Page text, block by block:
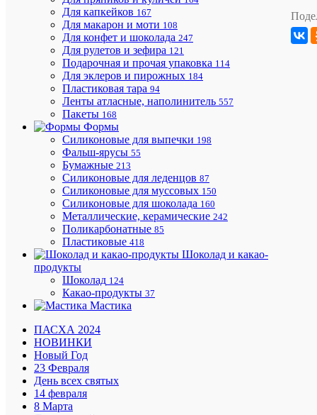
Для капкейков 167
Для макарон и моти 108
Для конфет и шоколада 247
Для рулетов и зефира 121
Подарочная и прочая упаковка 114
Для эклеров и пирожных 184
Пластиковая тара 94
Ленты атласные, наполинитель 557
Пакеты 168
Формы
Силиконовые для выпечки 198
Фальш-ярусы 55
Бумажные 213
Силиконовые для леденцов 87
Силиконовые для муссовых 150
Силиконовые для шоколада 160
Металлические, керамические 242
Поликарбонатные 85
Пластиковые 418
Шоколад и какао-
продукты
Шоколад 124
Какао-продукты 37
Мастика
ПАСХА 2024
НОВИНКИ
Новый Год
23 Февраля
День всех святых
14 февраля
8 Марта